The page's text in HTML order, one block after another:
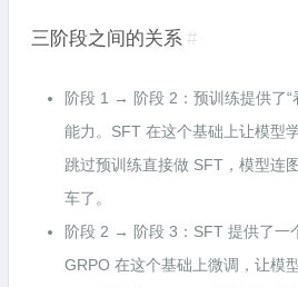
三阶段之间的关系 #
阶段 1 → 阶段 2：预训练提供了“
能力。SFT 在这个基础上让模型
跳过预训练直接做 SFT，模型连
车了。
阶段 2 → 阶段 3：SFT 提供了一
GRPO 在这个基础上微调，让模